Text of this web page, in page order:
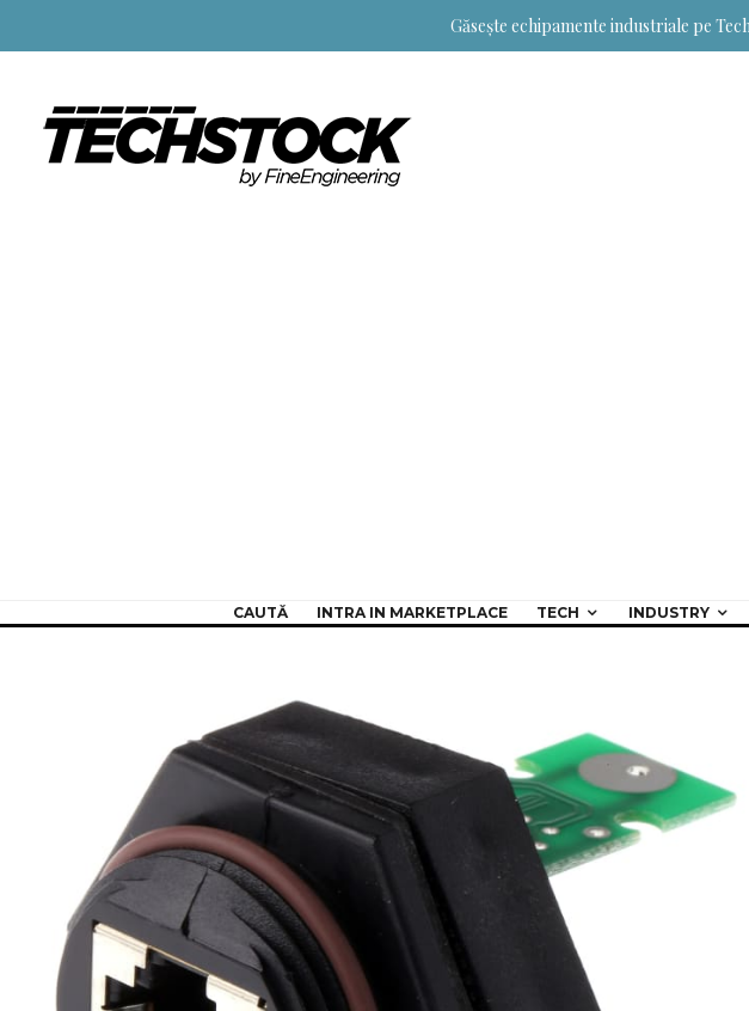
Găsește echipamente industriale pe
CAUTĂ INTRA IN MARKETPLACE TECH INDUSTRY